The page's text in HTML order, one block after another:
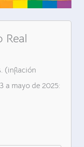
Real
(inflación
a mayo de 2025: